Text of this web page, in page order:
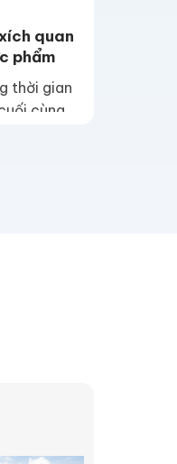
quan
phẩm
thời gian
cùng